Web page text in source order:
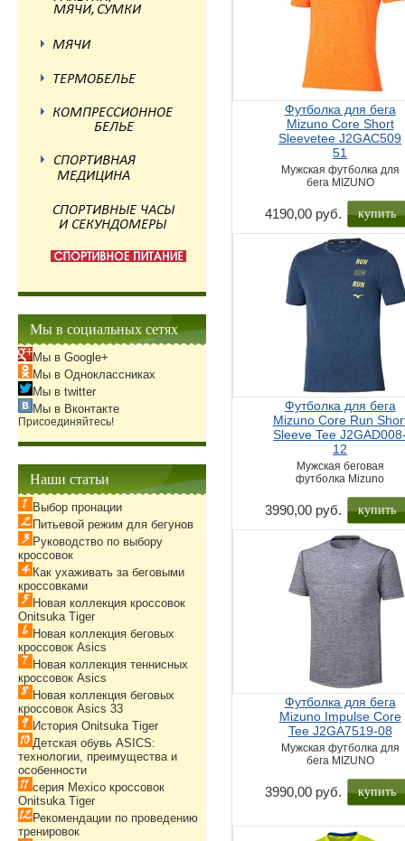
Футболка для бега
Mizuno Core Short
Sleevetee J2GAC509
51
Мужская футболка для
бега MIZUNO
4190,00 руб. купить
Футболка для бега
Mizuno Core Run
Sleeve Tee
12
Мужская беговая
футболка Mizuno
3990,00 руб. купить
Футболка для бега
Mizuno Impulse Core
Tee J2GA7519-08
Мужская футболка для
бега MIZUNO
3990,00 руб. купить
Мы в социальных сетях
Мы в Google+
Мы в Одноклассниках
Мы в twitter
Мы в Вконтакте
Присоединяйтесь!
Наши статьи
Выбор пронации
Питьевой режим для бегунов
Руководство по выбору
кроссовок
Как ухаживать за беговыми
кроссовками
Новая коллекция кроссовок
Onitsuka Tiger
Новая коллекция беговых
кроссовок Asics
Новая коллекция теннисных
кроссовок Asics
Новая коллекция беговых
кроссовок Asics 33
История Onitsuka Tiger
Детская обувь ASICS:
технологии, преимущества и
особенности
серия Mexico кроссовок
Onitsuka Tiger
Рекомендации по проведению
тренировок